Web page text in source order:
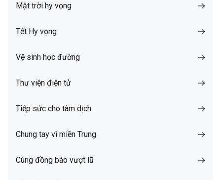
Mặt trời hy vọng
Tết Hy vọng
Vệ sinh học đường
Thư viện điện tử
Tiếp sức cho tâm dịch
Chung tay vì miền Trung
Cùng đồng bào vượt lũ